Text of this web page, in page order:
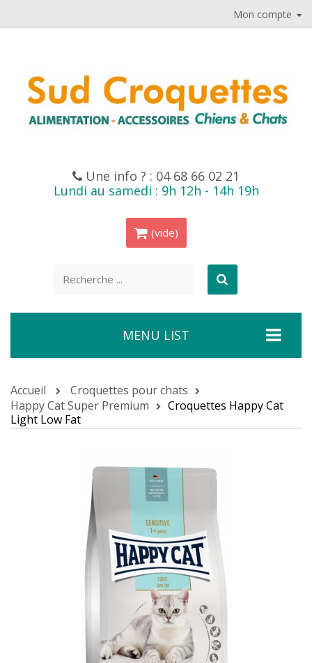
Mon compte
Une info ? : 04 68 66 02 21
Lundi au samedi : 9h 12h - 14h 19h
(vide)
MENU LIST
Accueil
Croquettes pour chats
Happy Cat Super Premium
Croquettes Happy Cat
Light Low Fat